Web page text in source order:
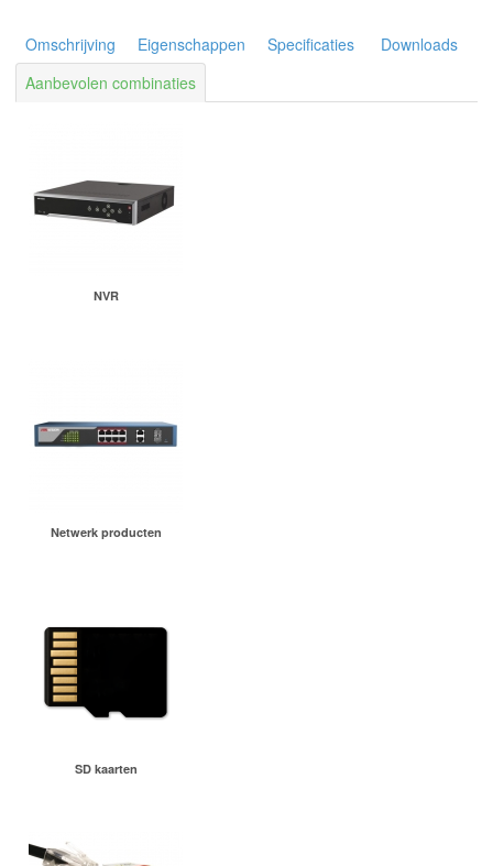
Omschrijving Eigenschappen Specificaties
Downloads
Aanbevolen combinaties
NVR
Netwerk producten
SD kaarten